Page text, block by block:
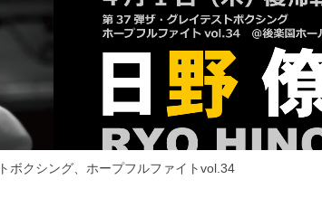
ボクシング、ホープフルファイトvol.34